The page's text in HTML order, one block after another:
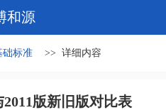
和源
础标准 详细内容
2011版新旧版对比表